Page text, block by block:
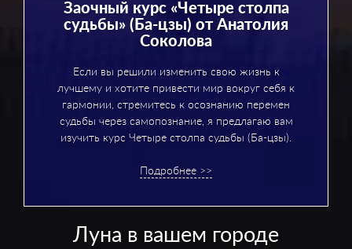
Заочный курс «Четыре столпа
судьбы» (Ба-цзы) от Анатолия
Соколова
Если вы решили изменить свою жизнь к
лучшему и хотите привести мир вокруг себя к
гармонии, стремитесь к осознанию перемен
судьбы через самопознание, я предлагаю вам
изучить курс Четыре столпа судьбы (Ба-цзы).
Подробнее >>
Луна в вашем городе